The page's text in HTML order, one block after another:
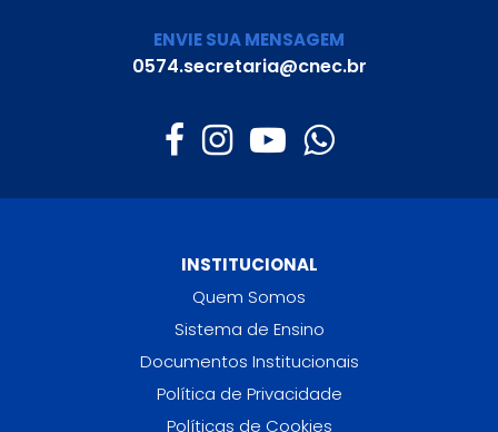
ENVIE SUA MENSAGEM
0574.secretaria@cnec.br
INSTITUCIONAL
Quem Somos
Sistema de Ensino
Documentos Institucionais
Política de Privacidade
Políticas de Cookies